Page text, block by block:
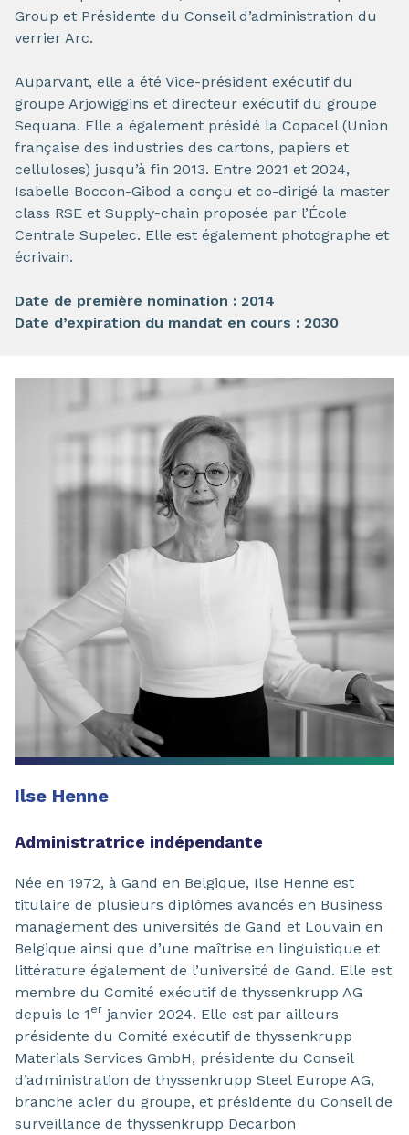
Group et Présidente du Conseil d’administration du
verrier Arc.
Auparvant, elle a été Vice-président exécutif du
groupe Arjowiggins et directeur exécutif du groupe
Sequana. Elle a également présidé la Copacel (Union
française des industries des cartons, papiers et
celluloses) jusqu’à fin 2013. Entre 2021 et 2024,
Isabelle Boccon-Gibod a conçu et co-dirigé la master
class RSE et Supply-chain proposée par l’École
Centrale Supelec. Elle est également photographe et
écrivain.
Date de première nomination : 2014
Date d’expiration du mandat en cours : 2030
Ilse Henne
Administratrice indépendante
Née en 1972, à Gand en Belgique, Ilse Henne est
titulaire de plusieurs diplômes avancés en Business
management des universités de Gand et Louvain en
Belgique ainsi que d’une maîtrise en linguistique et
littérature également de l’université de Gand. Elle est
membre du Comité exécutif de thyssenkrupp AG
depuis le 1 er janvier 2024. Elle est par ailleurs
présidente du Comité exécutif de thyssenkrupp
Materials Services GmbH, présidente du Conseil
d’administration de thyssenkrupp Steel Europe AG,
branche acier du groupe, et présidente du Conseil de
surveillance de thyssenkrupp Decarbon